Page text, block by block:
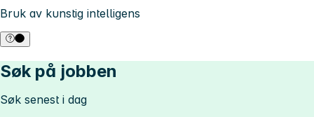
Bruk av kunstig intelligens
Søk på jobben
Søk senest i dag